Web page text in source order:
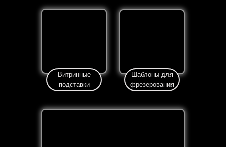
Шаблоны для
фрезерования
Витринные
подставки